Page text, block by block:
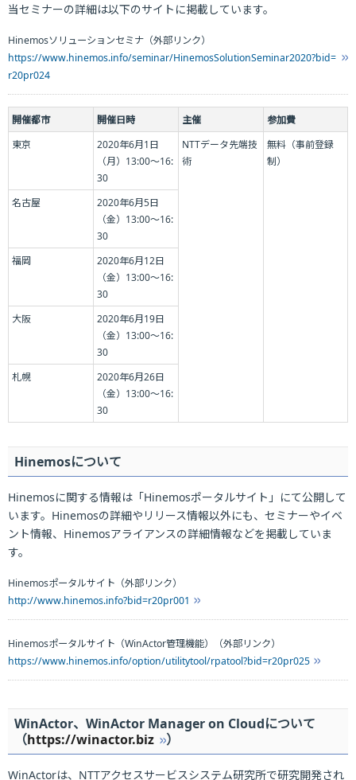
当セミナーの詳細は以下のサイトに掲載しています。
Hinemosソリューションセミナ（外部リンク）
https://www.hinemos.info/seminar/HinemosSolutionSeminar2020?bid=
r20pr024
開催都市 開催日時 主催
参加費
東京
2020年6月1日
（月）13:00～16:
30
NTTデータ先端技
術
無料（事前登録
制）
名古屋
2020年6月5日
（金）13:00～16:
30
福岡
2020年6月12日
（金）13:00～16:
30
大阪
2020年6月19日
（金）13:00～16:
30
札幌
2020年6月26日
（金）13:00～16:
30
Hinemosについて
Hinemosに関する情報は「Hinemosポータルサイト」にて公開して
います。Hinemosの詳細やリリース情報以外にも、セミナーやイベ
ント情報、Hinemosアライアンスの詳細情報などを掲載していま
す。
Hinemosポータルサイト（外部リンク）
http://www.hinemos.info?bid=r20pr001
Hinemosポータルサイト（WinActor管理機能）（外部リンク）
https://www.hinemos.info/option/utilitytool/rpatool?bid=r20pr025
WinActor、WinActor Manager on Cloudについて
（https://winactor.biz ）
WinActorは、NTTアクセスサービスシステム研究所で研究開発され